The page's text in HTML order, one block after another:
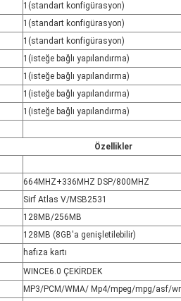
1(standart konfigürasyon)
1(standart konfigürasyon)
1(standart konfigürasyon)
1(isteğe bağlı yapılandırma)
1(isteğe bağlı yapılandırma)
1(isteğe bağlı yapılandırma)
1(isteğe bağlı yapılandırma)
Özellikler
664MHZ+336MHZ DSP/800MHZ
Sirf Atlas V/MSB2531
128MB/256MB
128MB (8GB'a genişletilebilir)
hafıza kartı
WINCE6.0 ÇEKİRDEK
MP3/PCM/WMA/ Mp4/mpeg/mpg/asf/